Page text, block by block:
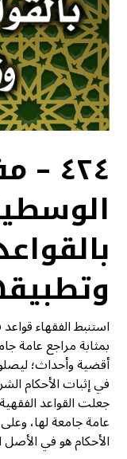
استنبط الفقهاء
بمثابة مراجع عامة
أقضية وأحداث؛
في إثبات الأحكام
جعلت القواعد
عامة جامعة لها،
الأحكام هو في